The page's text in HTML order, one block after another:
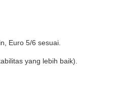
Euro 5/6 sesuai.
yang lebih baik).